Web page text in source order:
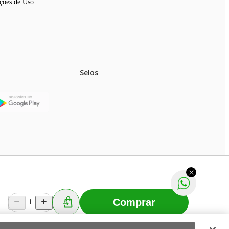
1 Comprar
de Uso
Selos
na rede de lojas físicas.
prévio. Fast Shop S. A. CNPJ: 43.708.379/0001-
Fast Shop - Todos os direitos reservadosRF
Selecionar os Cookies